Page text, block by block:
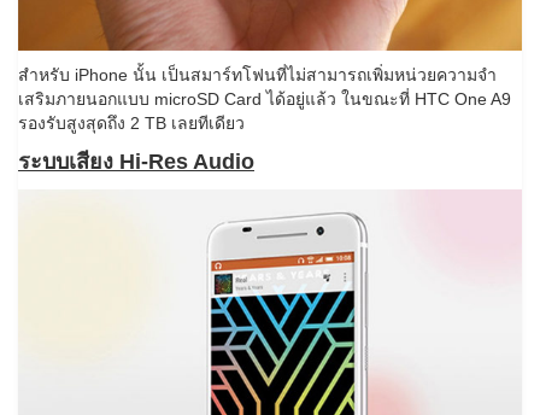
สำหรับ iPhone นั้น เป็นสมาร์ทโฟนที่ไม่สามารถเพิ่มหน่วยความจำ
เสริมภายนอกแบบ microSD Card ได้อยู่แล้ว ในขณะที่ HTC One A9
รองรับสูงสุดถึง 2 TB เลยทีเดียว
ระบบเสียง Hi-Res Audio